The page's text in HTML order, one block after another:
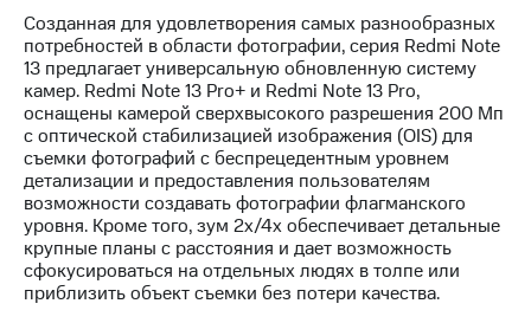
Описание
Программа
приобретения
Порядок
выкупа
акций
Дивиденды
Рынок
облигаций
Описание
Еврооблигации-2023
Уведомление
Созданная для удовлетворения самых разнообразных
потребностей в области фотографии, серия Redmi Note
13 предлагает универсальную обновленную систему
камер. Redmi Note 13 Pro+ и Redmi Note 13 Pro,
оснащены камерой сверхвысокого разрешения 200 Мп
с оптической стабилизацией изображения (OIS) для
съемки фотографий с беспрецедентным уровнем
детализации и предоставления пользователям
возможности создавать фотографии флагманского
уровня. Кроме того, зум 2x/4x обеспечивает детальные
крупные планы с расстояния и дает возможность
сфокусироваться на отдельных людях в толпе или
приблизить объект съемки без потери качества.